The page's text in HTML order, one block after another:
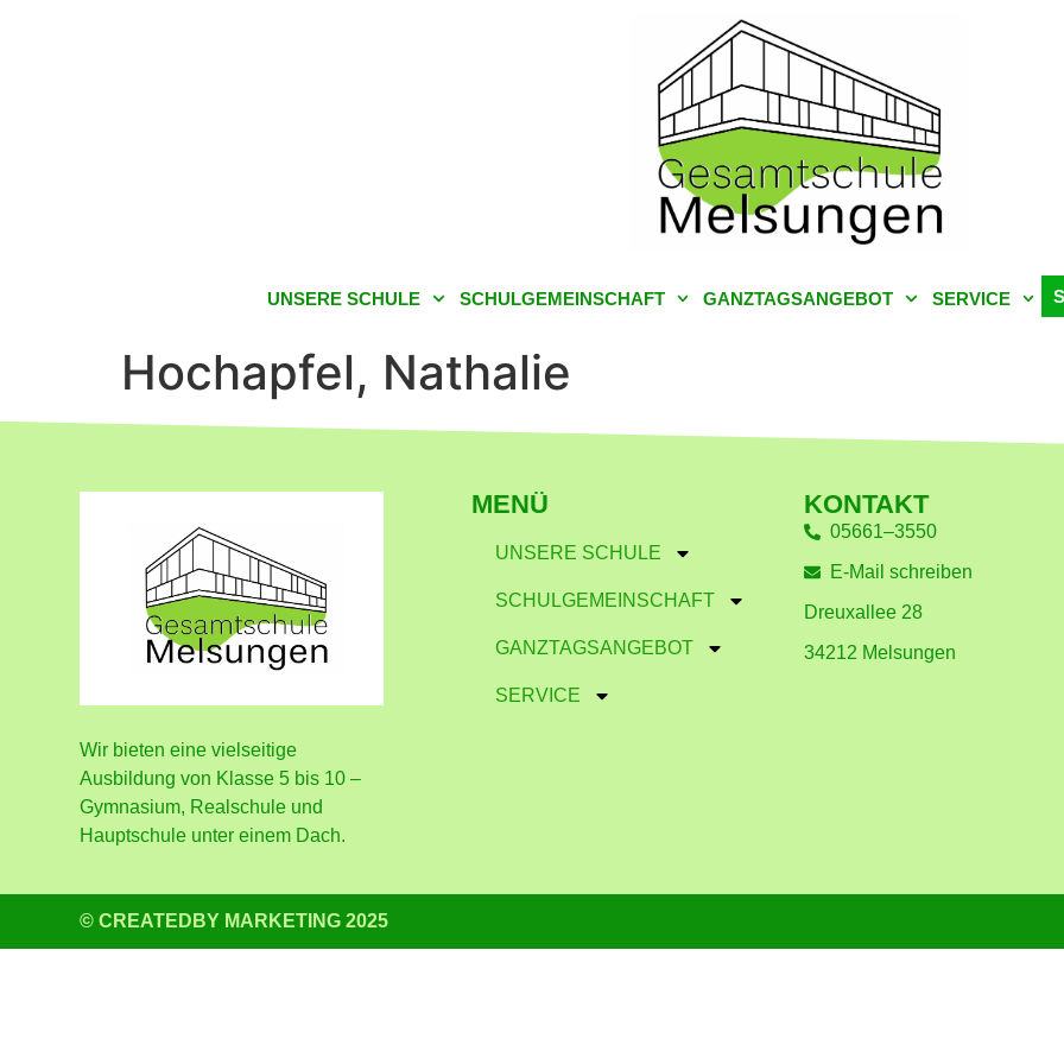
UNSERE SCHULE SCHULGEMEINSCHAFT GANZTAGSANGEBOT SERVICE
Hochapfel, Nathalie
Wir bieten eine vielseitige
Ausbildung von Klasse 5 bis 10 –
Gymnasium, Realschule und
Hauptschule unter einem Dach.
MENÜ
UNSERE SCHULE
SCHULGEMEINSCHAFT
GANZTAGSANGEBOT
SERVICE
KONTAKT
05661–3550
E-Mail schreiben
Dreuxallee 28
34212 Melsungen
© CREATEDBY MARKETING 2025